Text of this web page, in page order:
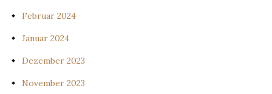
Februar 2024
Januar 2024
Dezember 2023
November 2023